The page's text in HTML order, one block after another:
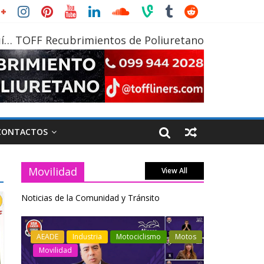
TOFF Recubrimientos de Poliuretano
Movilidad View All
Noticias de la Comunidad y Tránsito
Industria Movilidad
Transporte
Varios